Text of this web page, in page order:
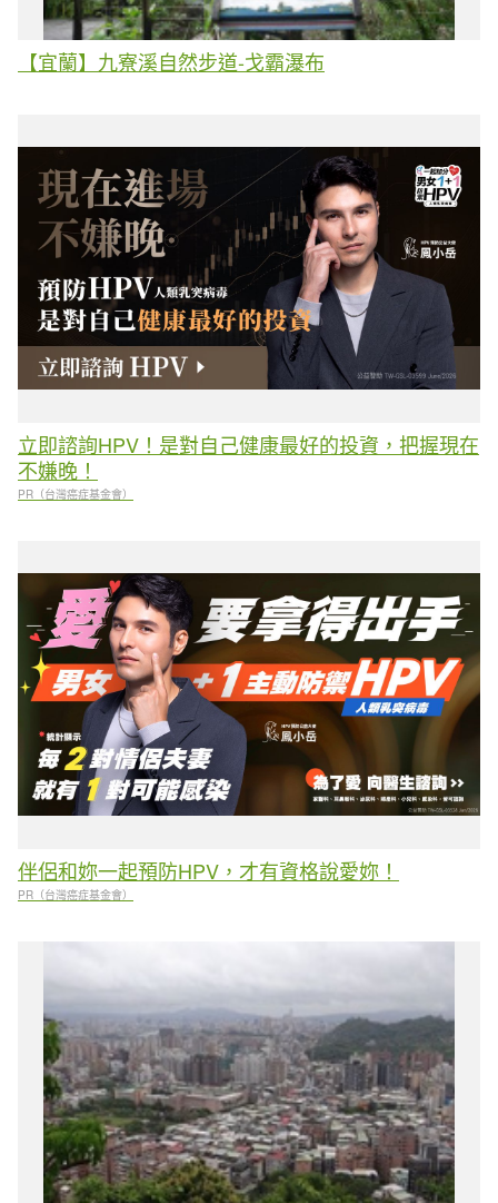
【宜蘭】九寮溪自然步道-戈霸瀑布
立即諮詢HPV！是對自己健康最好的投資，把握現在
不嫌晚！
PR（台灣癌症基金會）
伴侶和妳一起預防HPV，才有資格說愛妳！
PR（台灣癌症基金會）